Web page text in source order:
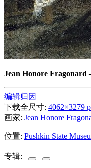
Jean Honore Fragonard
编辑归因
下载全尺寸: 4062×3279
画家: Jean Honore
位置: Pushkin State
专辑: